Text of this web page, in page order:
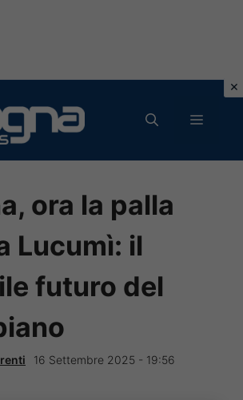
MENU
ora la palla
Lucumì: il
futuro del
16 Settembre 2025 - 19:56